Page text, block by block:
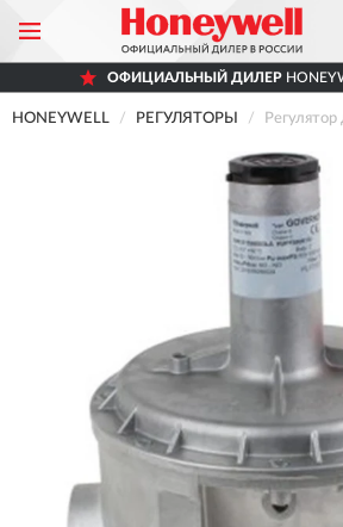
ОФИЦИАЛЬНЫЙ ДИЛЕР
HONEYWELL РЕГУЛЯТОРЫ